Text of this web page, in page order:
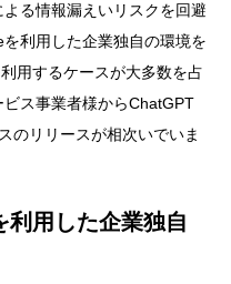
る情報漏えいリスクを回避
利用した企業独自の環境を
用するケースが大多数を占
ス事業者様からChatGPT
のリリースが相次いでいま
用した企業独自